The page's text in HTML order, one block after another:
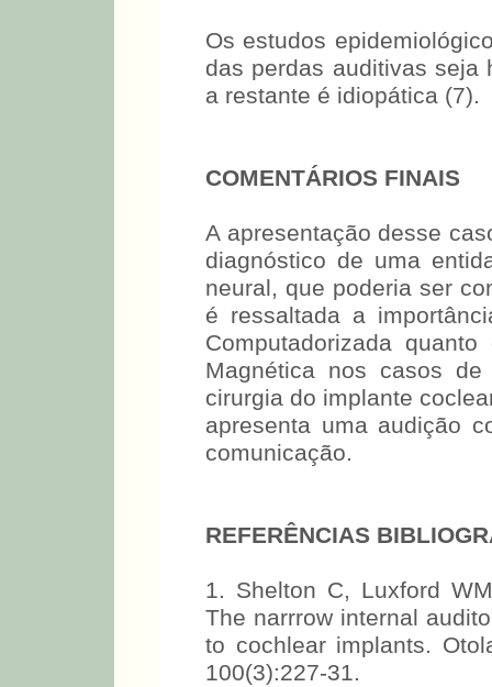
Os estudos
das perdas auditivas seja
a restante é idiopática (7).
COMENTÁRIOS FINAIS
A apresentação desse
diagnóstico de uma
neural, que poderia ser
é ressaltada a
Computadorizada
Magnética nos casos de
cirurgia do implante
apresenta uma audição
comunicação.
REFERÊNCIAS
1. Shelton C, Luxford
The narrrow internal
to cochlear implants.
100(3):227-31.